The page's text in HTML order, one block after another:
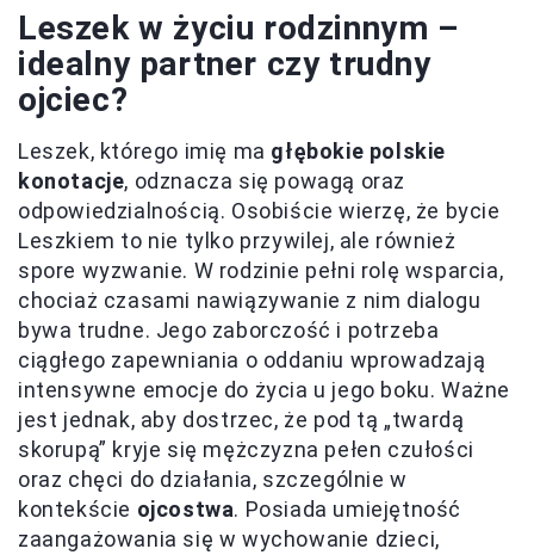
Leszek w życiu rodzinnym –
idealny partner czy trudny
ojciec?
Leszek, którego imię ma głębokie polskie
konotacje, odznacza się powagą oraz
odpowiedzialnością. Osobiście wierzę, że bycie
Leszkiem to nie tylko przywilej, ale również
spore wyzwanie. W rodzinie pełni rolę wsparcia,
chociaż czasami nawiązywanie z nim dialogu
bywa trudne. Jego zaborczość i potrzeba
ciągłego zapewniania o oddaniu wprowadzają
intensywne emocje do życia u jego boku. Ważne
jest jednak, aby dostrzec, że pod tą „twardą
skorupą” kryje się mężczyzna pełen czułości
oraz chęci do działania, szczególnie w
kontekście ojcostwa. Posiada umiejętność
zaangażowania się w wychowanie dzieci,